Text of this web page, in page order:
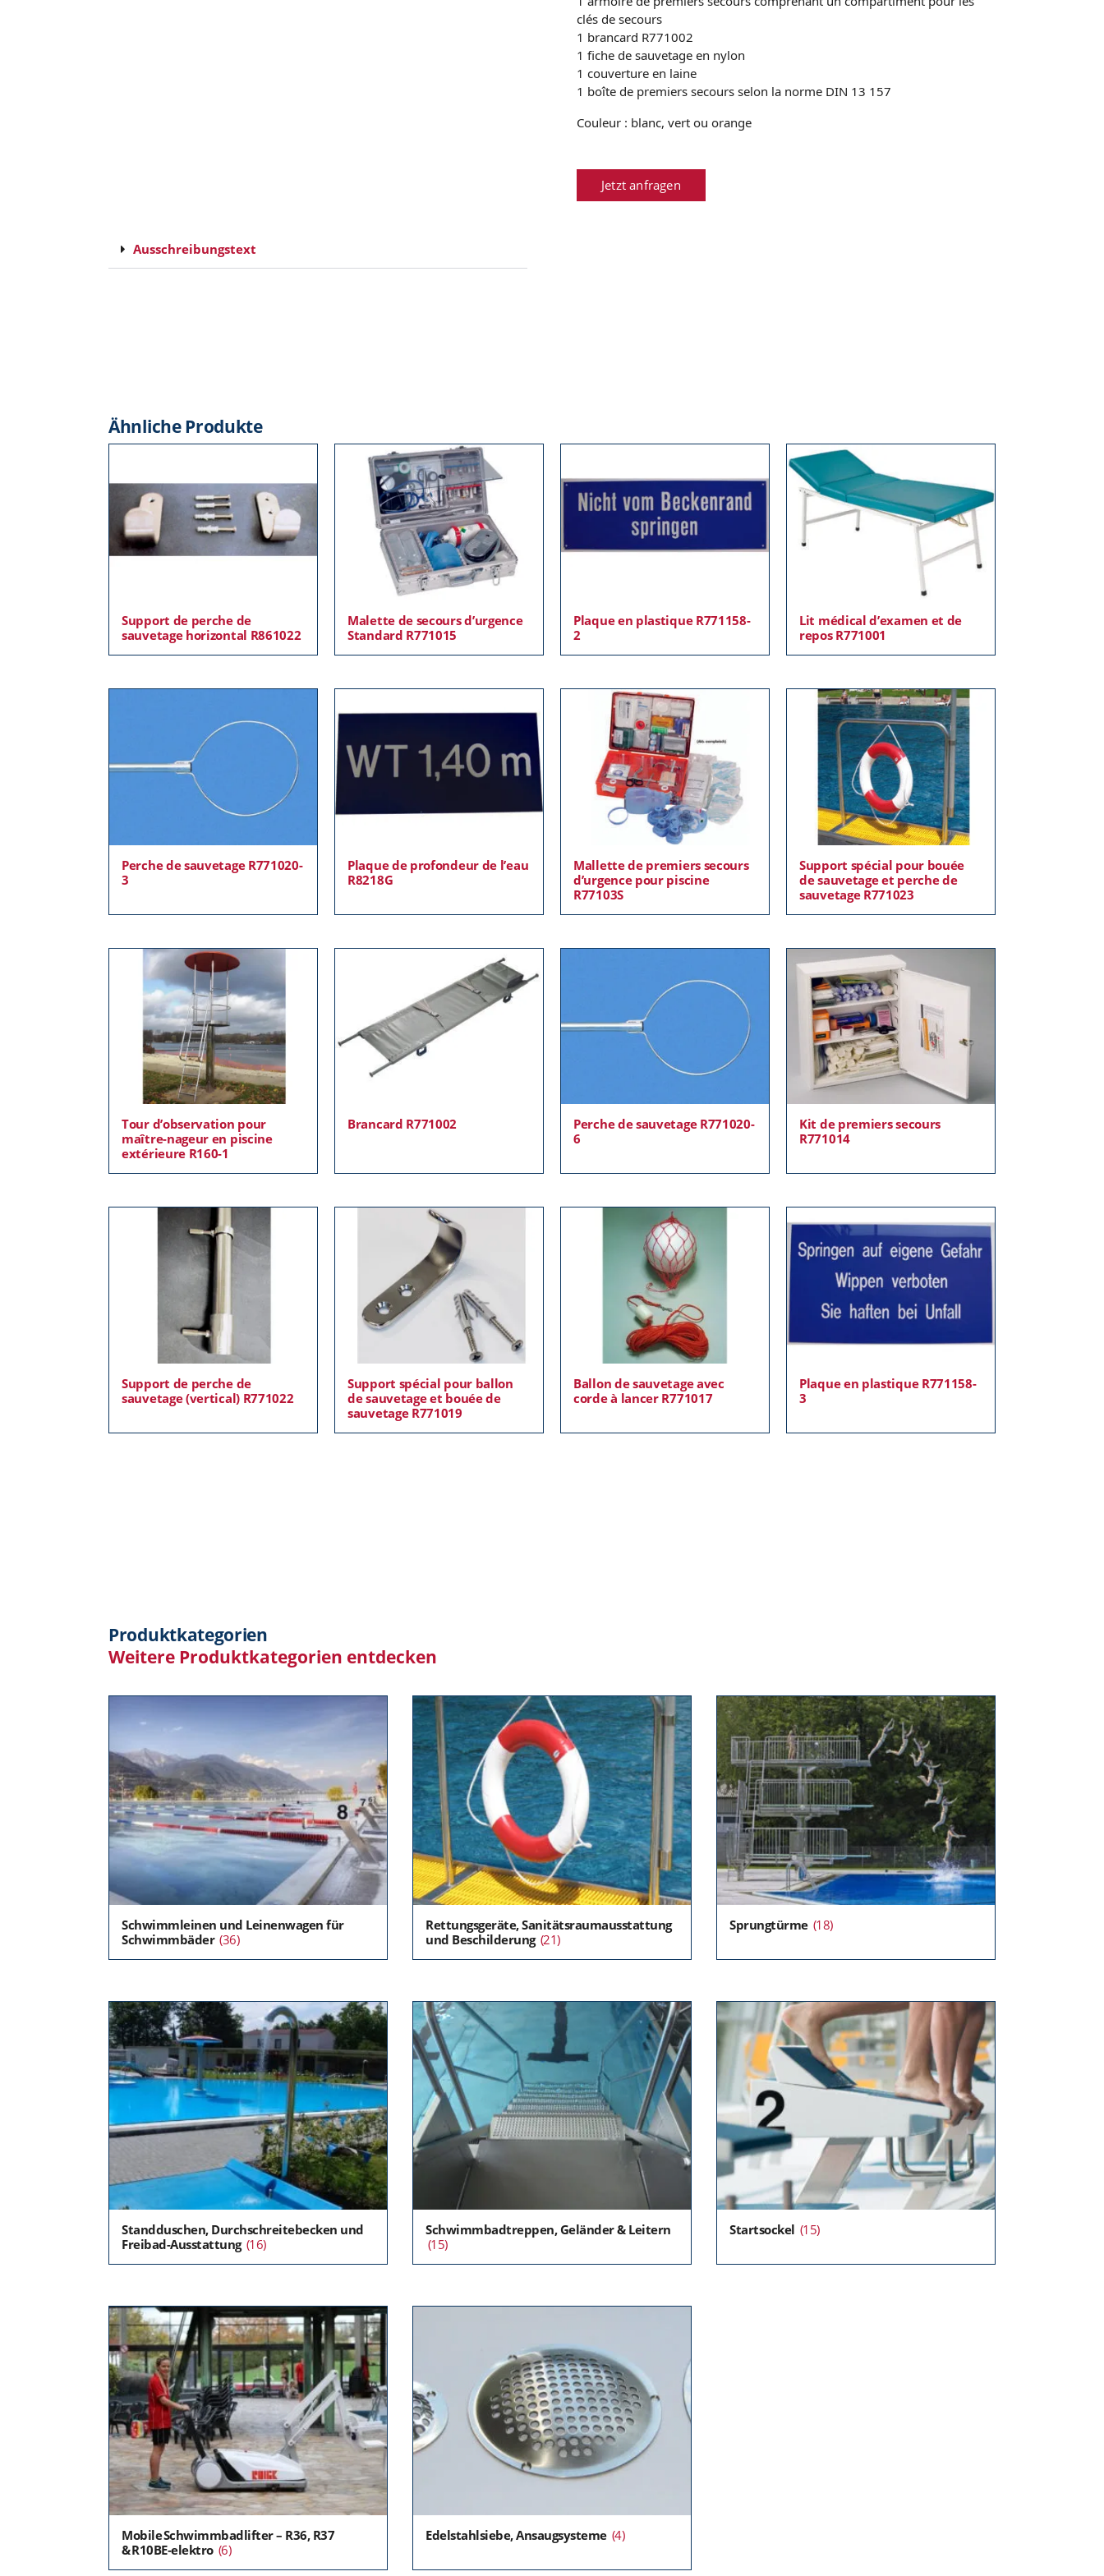
Ausschreibungstext
clés de secours
1 brancard R771002
1 fiche de sauvetage en nylon
1 couverture en laine
1 boîte de premiers secours selon la norme DIN 13 157
Couleur : blanc, vert ou orange
Jetzt anfragen
Ähnliche Produkte
Support de perche de
sauvetage horizontal R861022
Malette de secours d’urgence
Standard R771015
Plaque en plastique R771158-
2
Lit médical d’examen et de
repos R771001
Perche de sauvetage R771020-
3
Plaque de profondeur de l’eau
R8218G
Mallette de premiers secours
d’urgence pour piscine
R77103S
Support spécial pour bouée
de sauvetage et perche de
sauvetage R771023
Tour d’observation pour
maître-nageur en piscine
extérieure R160-1
Brancard R771002
Perche de sauvetage R771020-
6
Kit de premiers secours
R771014
Support de perche de
sauvetage (vertical) R771022
Support spécial pour ballon
de sauvetage et bouée de
sauvetage R771019
Ballon de sauvetage avec
corde à lancer R771017
Plaque en plastique R771158-
3
Produktkategorien
Weitere Produktkategorien entdecken
Schwimmleinen und Leinenwagen für
Schwimmbäder (36)
Rettungsgeräte, Sanitätsraumausstattung
und Beschilderung (21)
Sprungtürme (18)
Standduschen, Durchschreitebecken und
Freibad-Ausstattung (16)
Schwimmbadtreppen, Geländer & Leitern
(15)
Startsockel (15)
Mobile Schwimmbadlifter – R36, R37
& R10BE‑elektro (6)
Edelstahlsiebe, Ansaugsysteme (4)